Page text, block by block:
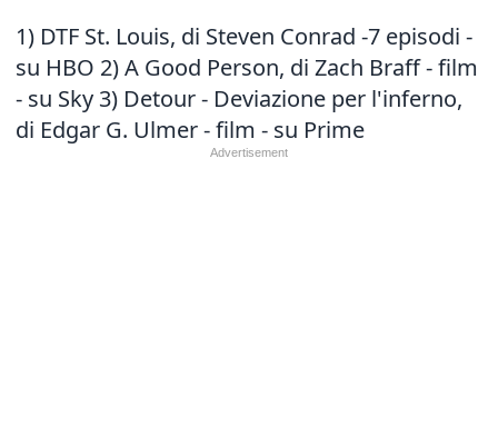
1) DTF St. Louis, di Steven Conrad -7 episodi -
su HBO 2) A Good Person, di Zach Braff - film
- su Sky 3) Detour - Deviazione per l'inferno,
di Edgar G. Ulmer - film - su Prime